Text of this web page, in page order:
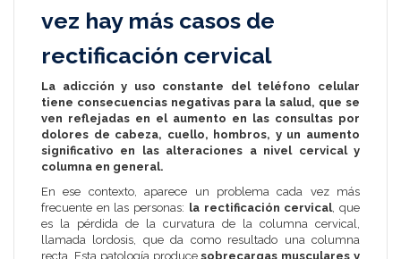
vez hay más casos de
rectificación cervical
La adicción y uso constante del teléfono celular
tiene consecuencias negativas para la salud, que se
ven reflejadas en el aumento en las consultas por
dolores de cabeza, cuello, hombros, y un aumento
significativo en las alteraciones a nivel cervical y
columna en general.
En ese contexto, aparece un problema cada vez más
frecuente en las personas: la rectificación cervical, que
es la pérdida de la curvatura de la columna cervical,
llamada lordosis, que da como resultado una columna
recta. Esta patología producesobrecargas musculares y